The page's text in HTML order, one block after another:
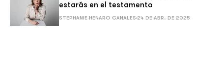
estarás en el testamento
STEPHANIE HENARO CANALES 24 DE ABR. DE 2025